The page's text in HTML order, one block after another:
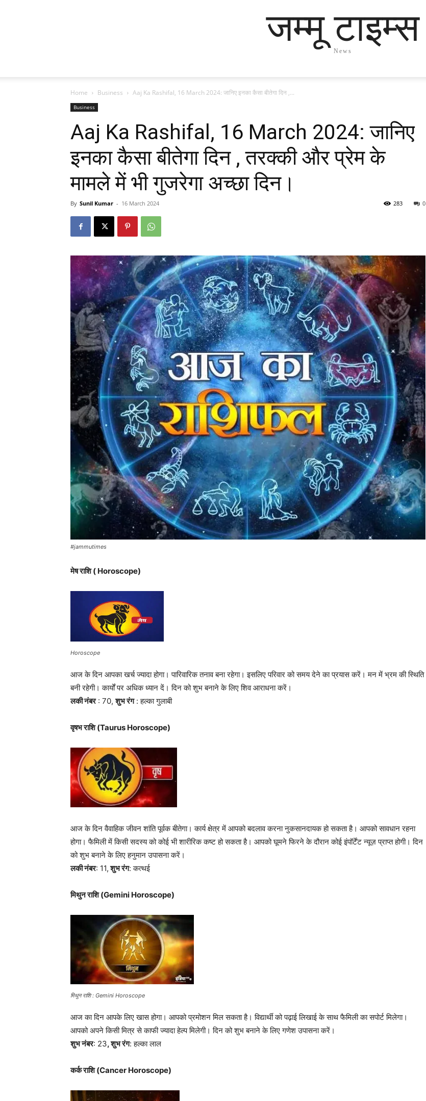
जम्मू टाइम्स
News
Home Business Aaj Ka Rashifal, 16 March 2024: जानिए इनका कैसा बीतेगा दिन ,...
Business
Aaj Ka Rashifal, 16 March 2024: जानिए
इनका कैसा बीतेगा दिन , तरक्की और प्रेम के
मामले में भी गुजरेगा अच्छा दिन।
By Sunil Kumar - 16 March 2024 0
283
#jammutimes
मेष राशि ( Horoscope)
Horoscope
आज के दिन आपका खर्च ज्यादा होगा। पारिवारिक तनाव बना रहेगा। इसलिए परिवार को समय देने का प्रयास करें। मन में भ्रम की स्थिति
बनी रहेगी। कार्यों पर अधिक ध्यान दें। दिन को शुभ बनाने के लिए शिव आराधना करें।
लकी नंबर: 70,शुभ रंग: हल्का गुलाबी
वृषभ राशि (Taurus Horoscope)
आज के दिन वैवाहिक जीवन शांति पूर्वक बीतेगा। कार्य क्षेत्र में आपको बदलाव करना नुकसानदायक हो सकता है। आपको सावधान रहना
होगा। फैमिली में किसी सदस्य को कोई भी शारीरिक कष्ट हो सकता है। आपको घूमने फिरने के दौरान कोई इंपॉर्टेंट न्यूज़ प्राप्त होगी। दिन
को शुभ बनाने के लिए हनुमान उपासना करें।
लकी नंबर: 11,शुभ रंग: कत्थई
मिथुन राशि (Gemini Horoscope)
मिथुन राशि : Gemini Horoscope
आज का दिन आपके लिए खास होगा। आपको प्रमोशन मिल सकता है। विद्यार्थी को पढ़ाई लिखाई के साथ फैमिली का सपोर्ट मिलेगा।
आपको अपने किसी मित्र से काफी ज्यादा हेल्प मिलेगी। दिन को शुभ बनाने के लिए गणेश उपासना करें।
शुभ नंबर: 23, शुभ रंग: हल्का लाल
कर्क राशि (Cancer Horoscope)